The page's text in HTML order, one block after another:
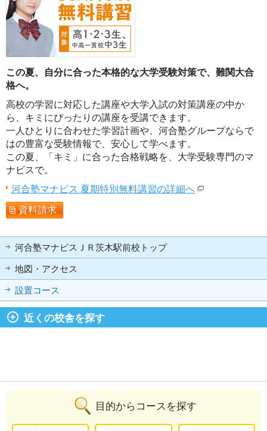
この夏、自分に合った本格的な大学受験対策で、難関大合
格へ。
高校の学習に対応した講座や大学入試の対策講座の中か
ら、キミにぴったりの講座を受講できます。
一人ひとりに合わせた学習計画や、河合塾グループならで
はの豊富な受験情報で、安心して学べます。
この夏、「キミ」に合った合格戦略を、大学受験専門のマ
ナビスで。
河合塾マナビス 夏期特別無料講習の詳細へ
資料請求
河合塾マナビスＪＲ茨木駅前校トップ
地図・アクセス
設置コース
近くの校舎を探す
目的からコースを探す